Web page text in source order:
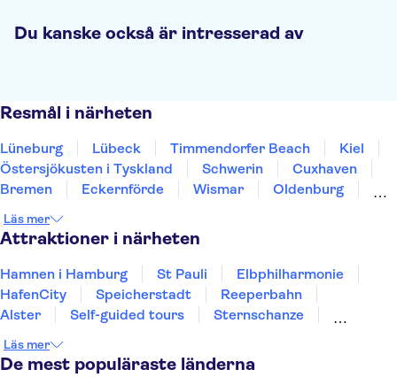
Du kanske också är intresserad av
Resmål i närheten
Lüneburg Lübeck Timmendorfer Beach
Kiel
Östersjökusten i Tyskland
Schwerin
Cuxhaven
Bremen
Eckernförde Wismar
Oldenburg
Läs mer
Attraktioner i närheten
Hamnen i Hamburg St Pauli
Elbphilharmonie
HafenCity
Speicherstadt
Reeperbahn
Alster
Self-guided tours
Sternschanze
Reichstag
TV-tornet i Berlin
Checkpoint Charlie Berlin
Läs mer
De mest populäraste länderna